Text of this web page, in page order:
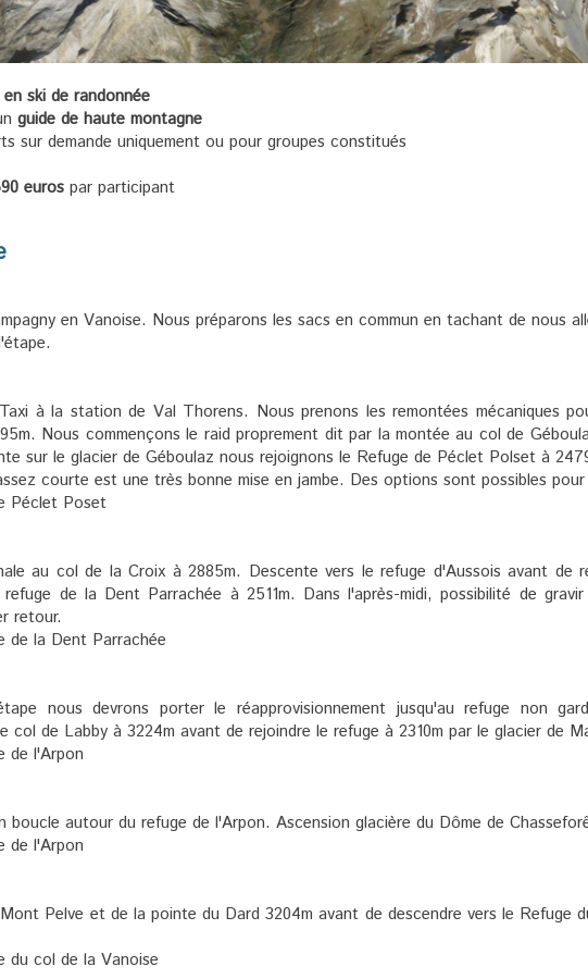
ski de randonnée
guide de haute montagne
sur demande uniquement ou pour groupes constitués
euros par participant
en Vanoise. Nous préparons les sacs en commun en tachant de nous
à la station de Val Thorens. Nous prenons les remontées mécaniques
Nous commençons le raid proprement dit par la montée au col de
sur le glacier de Géboulaz nous rejoignons le Refuge de Péclet Polset à
courte est une très bonne mise en jambe. Des options sont possibles
Péclet Poset
au col de la Croix à 2885m. Descente vers le refuge d'Aussois avant de
de la Dent Parrachée à 2511m. Dans l'après-midi, possibilité de
retour.
de la Dent Parrachée
nous devrons porter le réapprovisionnement jusqu'au refuge non
col de Labby à 3224m avant de rejoindre le refuge à 2310m par le glacier de
de l'Arpon
boucle autour du refuge de l'Arpon. Ascension glacière du Dôme de
de l'Arpon
Pelve et de la pointe du Dard 3204m avant de descendre vers le Refuge
du col de la Vanoise